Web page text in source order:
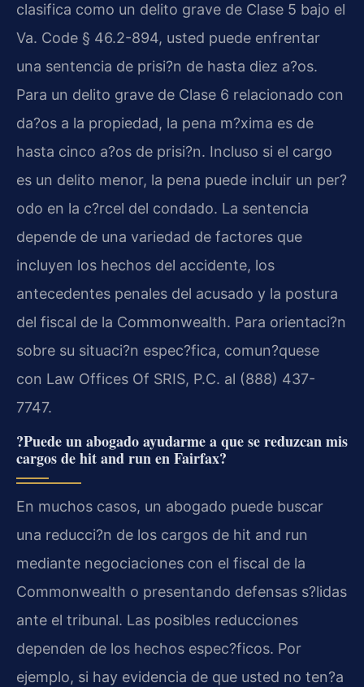
clasifica como un delito grave de Clase 5 bajo el
Va. Code § 46.2-894, usted puede enfrentar
una sentencia de prisi?n de hasta diez a?os.
Para un delito grave de Clase 6 relacionado con
da?os a la propiedad, la pena m?xima es de
hasta cinco a?os de prisi?n. Incluso si el cargo
es un delito menor, la pena puede incluir un per?
odo en la c?rcel del condado. La sentencia
depende de una variedad de factores que
incluyen los hechos del accidente, los
antecedentes penales del acusado y la postura
del fiscal de la Commonwealth. Para orientaci?n
sobre su situaci?n espec?fica, comun?quese
con Law Offices Of SRIS, P.C. al (888) 437-
7747.
?Puede un abogado ayudarme a que se reduzcan mis
cargos de hit and run en Fairfax?
En muchos casos, un abogado puede buscar
una reducci?n de los cargos de hit and run
mediante negociaciones con el fiscal de la
Commonwealth o presentando defensas s?lidas
ante el tribunal. Las posibles reducciones
dependen de los hechos espec?ficos. Por
ejemplo, si hay evidencia de que usted no ten?a